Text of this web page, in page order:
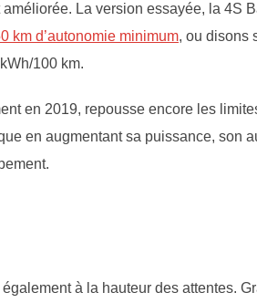
La version essayée, la 4S
km d’autonomie minimum, ou disons
100 km.
en 2019, repousse encore les
en augmentant sa puissance, son
à la hauteur des attentes.